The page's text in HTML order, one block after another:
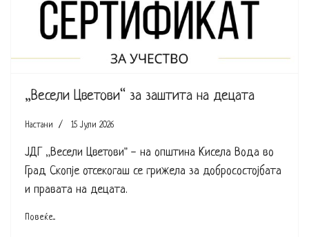
„Весели Цветови“ за заштита на децата
Настани 15 Јули 2026
ЈДГ „Весели Цветови" - на општина Кисела Вода во
Град Скопје отсекогаш се грижела за добросостојбата
и правата на децата.
Повеќе...